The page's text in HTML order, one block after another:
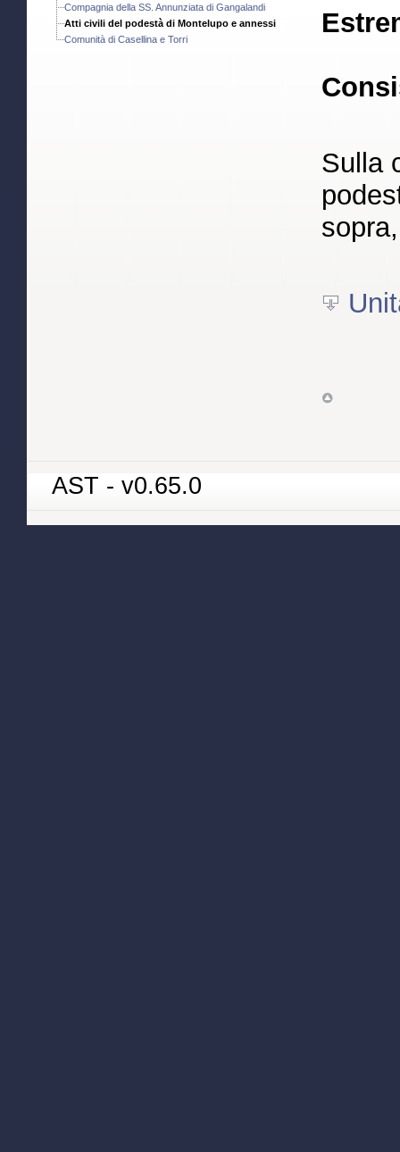
Compagnia della SS. Annunziata di Gangalandi
Atti civili del podestà di Montelupo e annessi
Comunità di Casellina e Torri
Sulla
AST - v0.65.0